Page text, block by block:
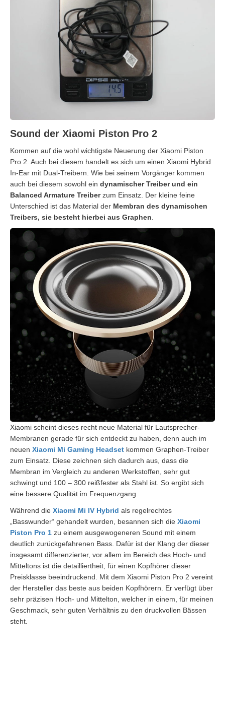
Sound der Xiaomi Piston Pro 2
Kommen auf die wohl wichtigste Neuerung der Xiaomi Piston
Pro 2. Auch bei diesem handelt es sich um einen Xiaomi Hybrid
In-Ear mit Dual-Treibern. Wie bei seinem Vorgänger kommen
auch bei diesem sowohl ein dynamischer Treiber und ein
Balanced Armature Treiberzum Einsatz. Der kleine feine
Unterschied ist das Material der Membran des dynamischen
Treibers, sie besteht hierbei aus Graphen.
Xiaomi scheint dieses recht neue Material für Lautsprecher-
Membranen gerade für sich entdeckt zu haben, denn auch im
neuen Xiaomi Mi Gaming Headset kommen Graphen-Treiber
zum Einsatz. Diese zeichnen sich dadurch aus, dass die
Membran im Vergleich zu anderen Werkstoffen, sehr gut
schwingt und 100 – 300 reißfester als Stahl ist. So ergibt sich
eine bessere Qualität im Frequenzgang.
Während die Xiaomi Mi IV Hybrid als regelrechtes
„Basswunder“ gehandelt wurden, besannen sich die Xiaomi
Piston Pro 1 zu einem ausgewogeneren Sound mit einem
deutlich zurückgefahrenen Bass. Dafür ist der Klang der dieser
insgesamt differenzierter, vor allem im Bereich des Hoch- und
Mitteltons ist die detailliertheit, für einen Kopfhörer dieser
Preisklasse beeindruckend. Mit dem Xiaomi Piston Pro 2 vereint
der Hersteller das beste aus beiden Kopfhörern. Er verfügt über
sehr präzisen Hoch- und Mittelton, welcher in einem, für meinen
Geschmack, sehr guten Verhältnis zu den druckvollen Bässen
steht.